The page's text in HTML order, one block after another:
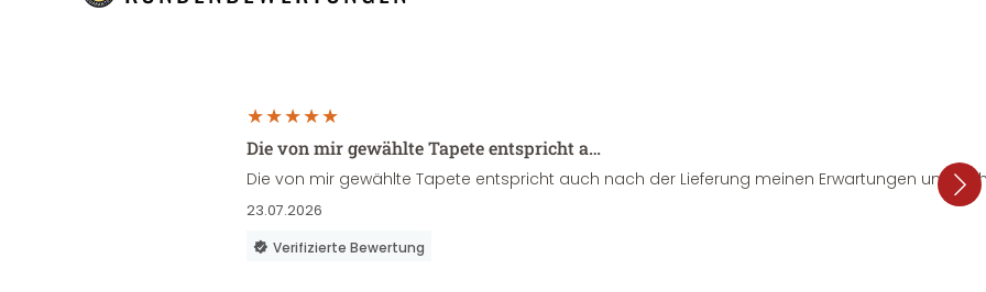
Die von mir gewählte Tapete entspricht a…
Die von mir gewählte Tapete entspricht auch nach der Lieferung meinen Erwartungen und
23.07.2026
Verifizierte Bewertung